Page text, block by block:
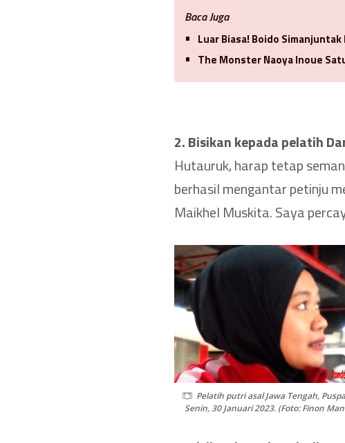
Baca Juga
Luar Biasa! Boido
The Monster Naoya Inoue
2. Bisikan kepada pelatih
Hutauruk, harap tetap
berhasil mengantar petinju
Maikhel Muskita. Saya
Pelatih putri asal Jawa Tengah,
Senin, 30 Januari 2023. (Foto: Finon